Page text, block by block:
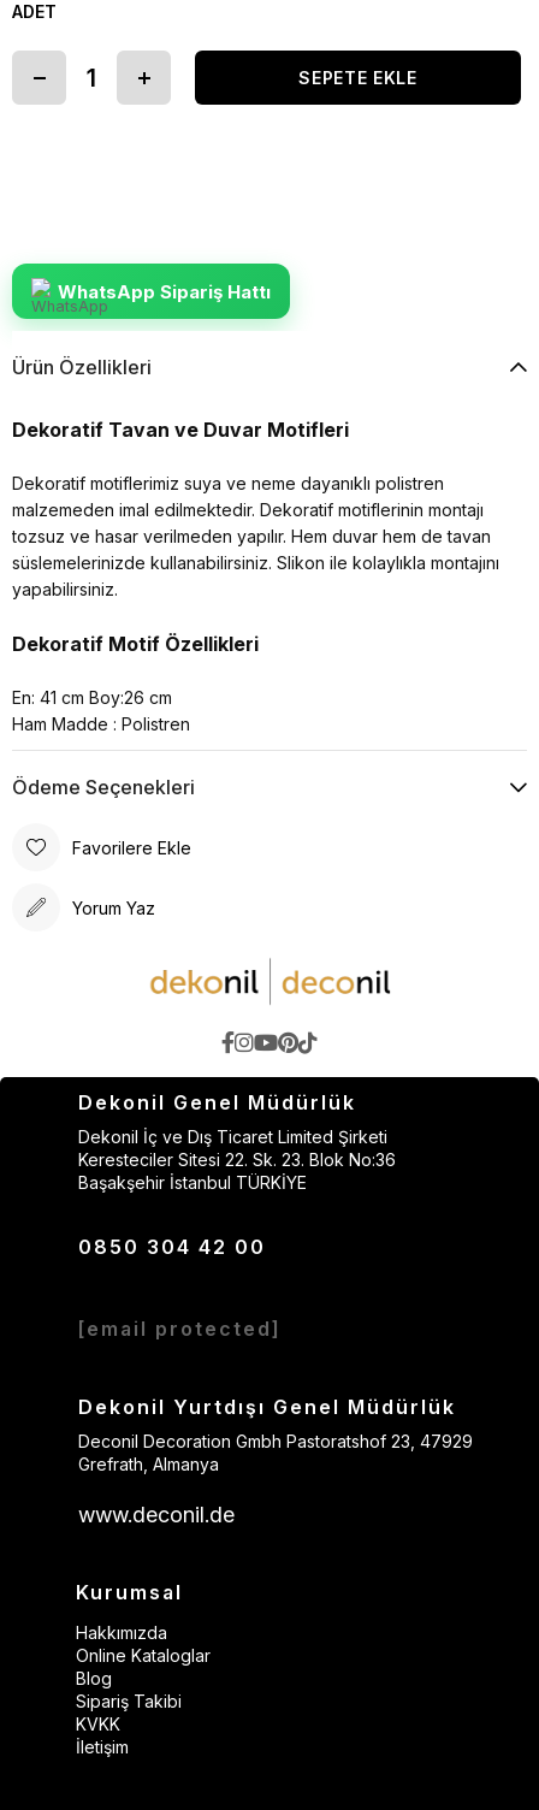
ADET
WhatsApp Sipariş Hattı
Ürün Özellikleri
Dekoratif Tavan ve Duvar Motifleri
Dekoratif motiflerimiz suya ve neme dayanıklı polistren
malzemeden imal edilmektedir. Dekoratif motiflerinin montajı
tozsuz ve hasar verilmeden yapılır. Hem duvar hem de tavan
süslemelerinizde kullanabilirsiniz. Slikon ile kolaylıkla montajını
yapabilirsiniz.
Dekoratif Motif Özellikleri
En: 41 cm Boy:26 cm
Ham Madde : Polistren
Ödeme Seçenekleri
Favorilere Ekle
Yorum Yaz
Dekonil Genel Müdürlük
Dekonil İç ve Dış Ticaret Limited Şirketi
Keresteciler Sitesi 22. Sk. 23. Blok No:36
Başakşehir İstanbul TÜRKİYE
0850 304 42 00
[email protected]
Dekonil Yurtdışı Genel Müdürlük
Deconil Decoration Gmbh Pastoratshof 23, 47929
Grefrath, Almanya
www.deconil.de
Kurumsal
Hakkımızda
Online Kataloglar
Blog
Sipariş Takibi
KVKK
İletişim